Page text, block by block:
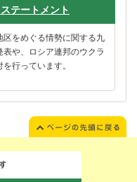
テートメント
をめぐる情勢に関する九
や、ロシア連邦のウクラ
行っています。